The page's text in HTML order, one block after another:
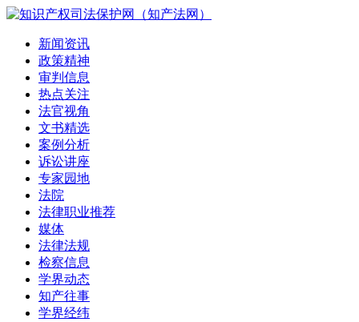
新闻资讯
政策精神
审判信息
热点关注
法官视角
文书精选
案例分析
诉讼讲座
专家园地
法院
法律职业推荐
媒体
法律法规
检察信息
学界动态
知产往事
学界经纬